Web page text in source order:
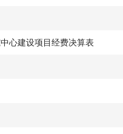
心建设项目经费决算表